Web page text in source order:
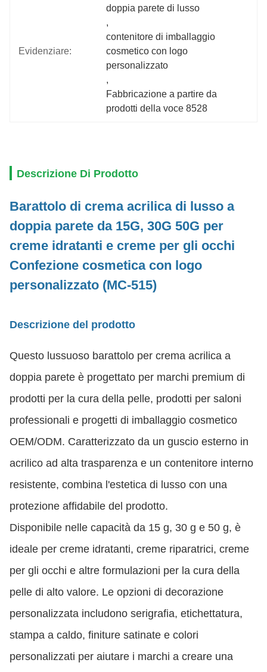
Evidenziare:
doppia parete di lusso
,
contenitore di imballaggio
cosmetico con logo
personalizzato
,
Fabbricazione a partire da
prodotti della voce 8528
Descrizione Di Prodotto
Barattolo di crema acrilica di lusso a
doppia parete da 15G, 30G 50G per
creme idratanti e creme per gli occhi
Confezione cosmetica con logo
personalizzato (MC-515)
Descrizione del prodotto
Questo lussuoso barattolo per crema acrilica a
doppia parete è progettato per marchi premium di
prodotti per la cura della pelle, prodotti per saloni
professionali e progetti di imballaggio cosmetico
OEM/ODM. Caratterizzato da un guscio esterno in
acrilico ad alta trasparenza e un contenitore interno
resistente, combina l'estetica di lusso con una
protezione affidabile del prodotto.
Disponibile nelle capacità da 15 g, 30 g e 50 g, è
ideale per creme idratanti, creme riparatrici, creme
per gli occhi e altre formulazioni per la cura della
pelle di alto valore. Le opzioni di decorazione
personalizzata includono serigrafia, etichettatura,
stampa a caldo, finiture satinate e colori
personalizzati per aiutare i marchi a creare una